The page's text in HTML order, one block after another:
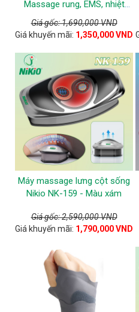
Massage rung, EMS, nhiệt
nóng
Giá gốc: 1,690,000 VND
Giá khuyến mãi: 1,350,000 VND
Máy massage lưng cột sống
Nikio NK-159 - Màu xám
Giá gốc: 2,590,000 VND
Giá khuyến mãi: 1,790,000 VND